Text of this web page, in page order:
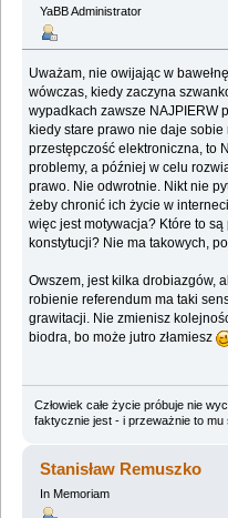
YaBB Administrator
Uważam, nie owijając w
wówczas, kiedy zaczyna
wypadkach zawsze NAJPIERW
kiedy stare prawo nie daje sobie
przestępczość elektroniczna, to
problemy, a później w celu
prawo. Nie odwrotnie. Nikt nie
żeby chronić ich życie w
więc jest motywacja? Które to
konstytucji? Nie ma takowych,
Owszem, jest kilka drobiazgów,
robienie referendum ma taki
grawitacji. Nie zmienisz
biodra, bo może jutro złamiesz
Człowiek całe życie próbuje nie
faktycznie jest - i przeważnie to mu
Stanisław Remuszko
In Memoriam